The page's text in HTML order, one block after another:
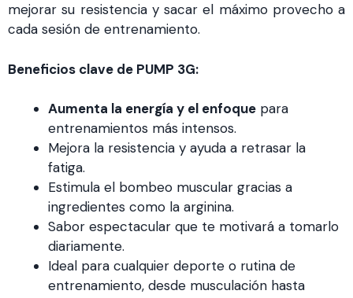
mejorar su resistencia y sacar el máximo provecho a
cada sesión de entrenamiento.
Beneficios clave de PUMP 3G:
Aumenta la energía y el enfoque para
entrenamientos más intensos.
Mejora la resistencia y ayuda a retrasar la
fatiga.
Estimula el bombeo muscular gracias a
ingredientes como la arginina.
Sabor espectacular que te motivará a tomarlo
diariamente.
Ideal para cualquier deporte o rutina de
entrenamiento, desde musculación hasta